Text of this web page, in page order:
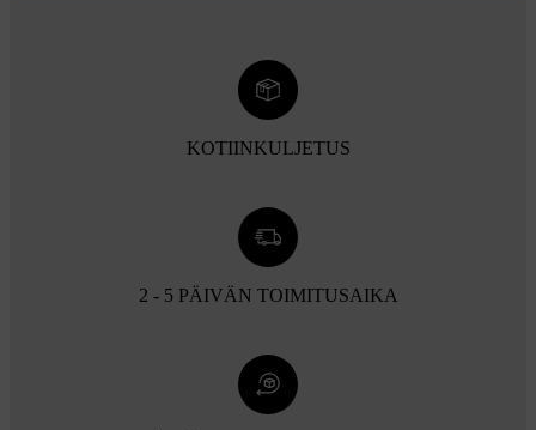
KOTIINKULJETUS
2 - 5 PÄIVÄN TOIMITUSAIKA